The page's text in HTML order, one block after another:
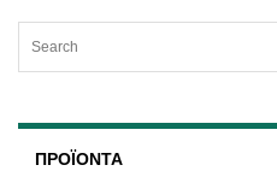
ΠΡΟΪΌΝΤΑ